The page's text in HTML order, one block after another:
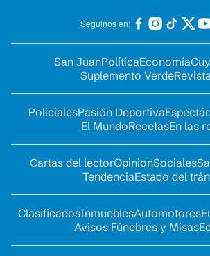
Seguinos en:
San JuanPolíticaEconomía
Suplemento Verde
PolicialesPasión Deportiva
El MundoRecetasEn las
Cartas del lectorOpinionSociales
TendenciaEstado del
ClasificadosInmueblesAutomotores
Avisos Fúnebres y Misas